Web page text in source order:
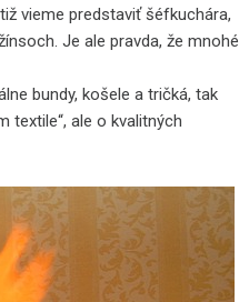
vieme predstaviť šéfkuchára,
Je ale pravda, že mnohé
bundy, košele a tričká, tak
textile“, ale o kvalitných